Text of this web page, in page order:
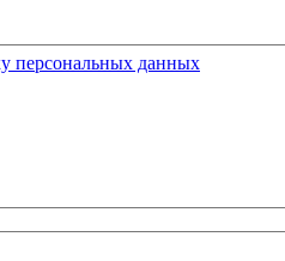
персональных данных